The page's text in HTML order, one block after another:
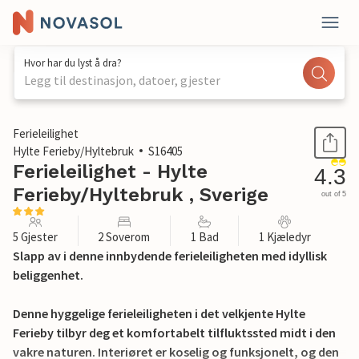
Hvor har du lyst å dra?
Legg til destinasjon, datoer, gjester
1 / 18
Ferieleilighet
Hylte Ferieby/Hyltebruk
S16405
Ferieleilighet - Hylte
Ferieby/Hyltebruk , Sverige
4.3
out of 5
5 Gjester 2 Soverom 1 Bad 1 Kjæledyr
Slapp av i denne innbydende ferieleiligheten med idyllisk
beliggenhet.
Denne hyggelige ferieleiligheten i det velkjente Hylte
Ferieby tilbyr deg et komfortabelt tilfluktssted midt i den
vakre naturen. Interiøret er koselig og funksjonelt, og den